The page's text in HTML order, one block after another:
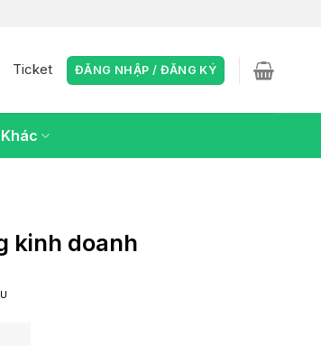
Ticket ĐĂNG NHẬP / ĐĂNG KÝ
Khác
kinh doanh